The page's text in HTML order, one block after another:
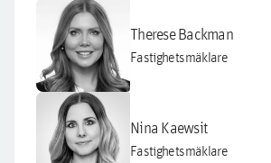
Therese Backman
Fastighetsmäklare
Nina Kaewsit
Fastighetsmäklare